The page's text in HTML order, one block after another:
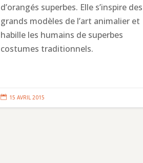
d’orangés superbes. Elle s’inspire des
grands modèles de l’art animalier et
habille les humains de superbes
costumes traditionnels.
 15 AVRIL 2015